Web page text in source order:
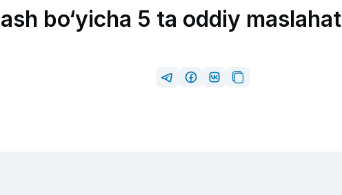
bo‘yicha 5 ta oddiy maslahat